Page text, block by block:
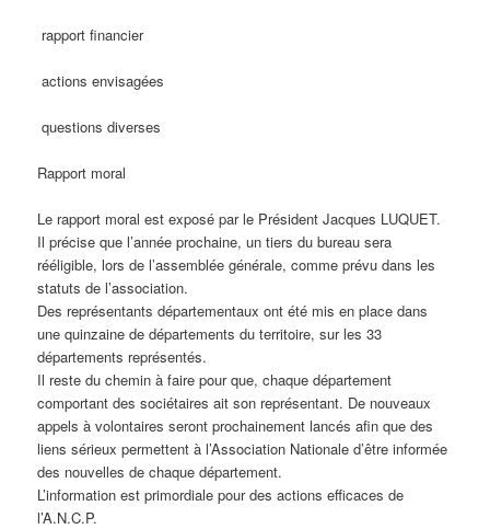
rapport financier
actions envisagées
questions diverses
Rapport moral
Le rapport moral est exposé par le Président Jacques LUQUET.
Il précise que l’année prochaine, un tiers du bureau sera
rééligible, lors de l’assemblée générale, comme prévu dans les
statuts de l’association.
Des représentants départementaux ont été mis en place dans
une quinzaine de départements du territoire, sur les 33
départements représentés.
Il reste du chemin à faire pour que, chaque département
comportant des sociétaires ait son représentant. De nouveaux
appels à volontaires seront prochainement lancés afin que des
liens sérieux permettent à l’Association Nationale d’être informée
des nouvelles de chaque département.
L’information est primordiale pour des actions efficaces de
l’A.N.C.P.